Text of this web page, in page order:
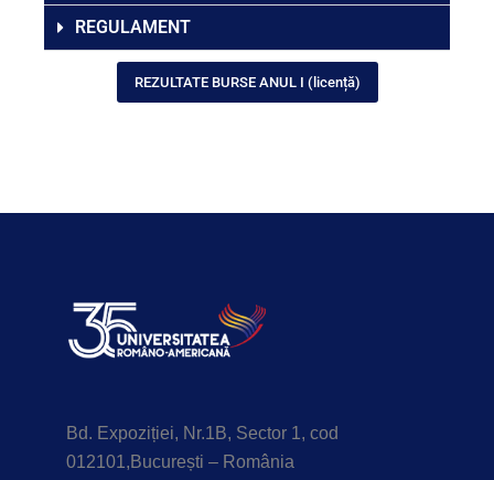
REGULAMENT
REZULTATE BURSE ANUL I (licență)
Bd. Expoziției, Nr.1B, Sector 1, cod
012101,București – România